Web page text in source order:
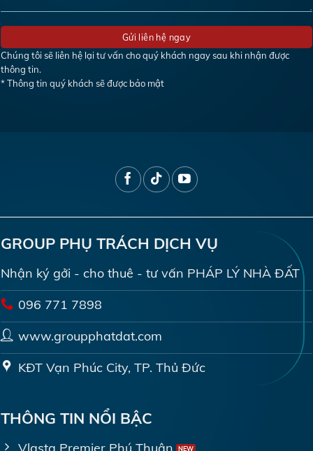
Chúng tôi sẽ liên hệ lại tư vấn cho quý khách ngay sau khi nhận được
thông tin.
* Thông tin quý khách sẽ được bảo mật
GROUP PHỤ TRÁCH DỊCH VỤ
Nhận ký gởi - cho thuê - tư vấn PHÁP LÝ NHÀ ĐẤT
096 771 7898
www.groupphatdat.com
KĐT Vạn Phúc City, TP. Thủ Đức
THÔNG TIN NỔI BẬC